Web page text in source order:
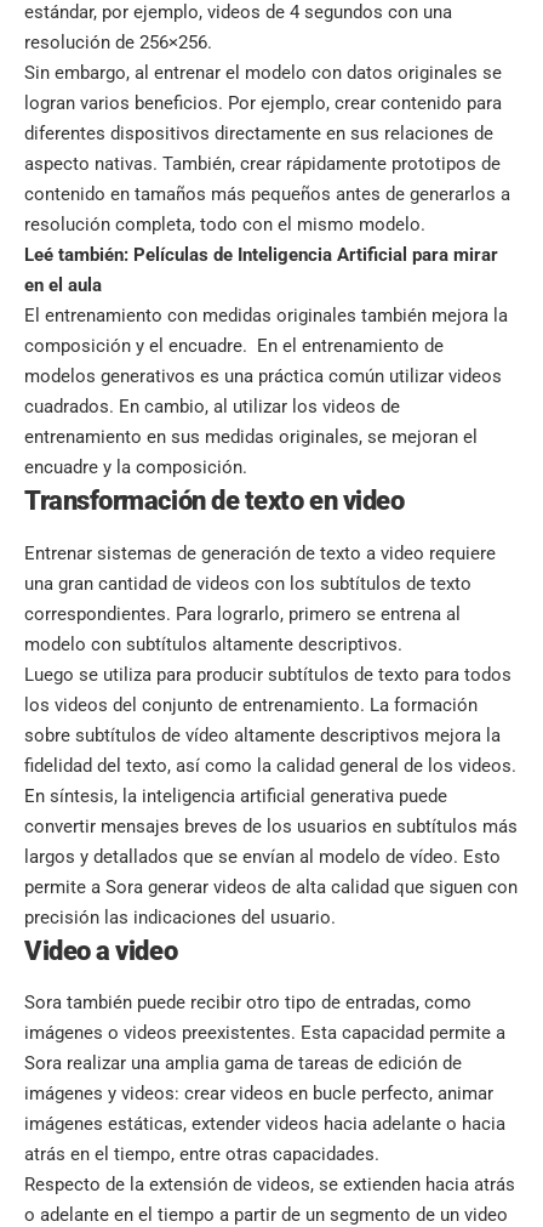
estándar, por ejemplo, videos de 4 segundos con una
resolución de 256×256.
Sin embargo, al entrenar el modelo con datos originales se
logran varios beneficios. Por ejemplo, crear contenido para
diferentes dispositivos directamente en sus relaciones de
aspecto nativas. También, crear rápidamente prototipos de
contenido en tamaños más pequeños antes de generarlos a
resolución completa, todo con el mismo modelo.
Leé también: Películas de Inteligencia Artificial para mirar
en el aula
El entrenamiento con medidas originales también mejora la
composición y el encuadre. En el entrenamiento de
modelos generativos es una práctica común utilizar videos
cuadrados. En cambio, al utilizar los videos de
entrenamiento en sus medidas originales, se mejoran el
encuadre y la composición.
Transformación de texto en video
Entrenar sistemas de generación de texto a video requiere
una gran cantidad de videos con los subtítulos de texto
correspondientes. Para lograrlo, primero se entrena al
modelo con subtítulos altamente descriptivos.
Luego se utiliza para producir subtítulos de texto para todos
los videos del conjunto de entrenamiento. La formación
sobre subtítulos de vídeo altamente descriptivos mejora la
fidelidad del texto, así como la calidad general de los videos.
En síntesis, la inteligencia artificial generativa puede
convertir mensajes breves de los usuarios en subtítulos más
largos y detallados que se envían al modelo de vídeo. Esto
permite a Sora generar videos de alta calidad que siguen con
precisión las indicaciones del usuario.
Video a video
Sora también puede recibir otro tipo de entradas, como
imágenes o videos preexistentes. Esta capacidad permite a
Sora realizar una amplia gama de tareas de edición de
imágenes y videos: crear videos en bucle perfecto, animar
imágenes estáticas, extender videos hacia adelante o hacia
atrás en el tiempo, entre otras capacidades.
Respecto de la extensión de videos, se extienden hacia atrás
o adelante en el tiempo a partir de un segmento de un video